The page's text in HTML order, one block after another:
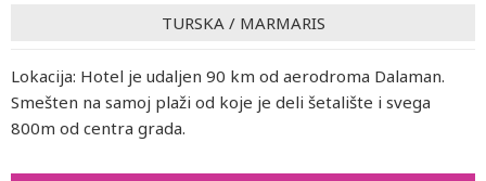
TURSKA / MARMARIS
Lokacija: Hotel je udaljen 90 km od aerodroma Dalaman.
Smešten na samoj plaži od koje je deli šetalište i svega
800m od centra grada.